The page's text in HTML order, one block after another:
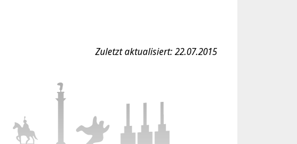
Zuletzt aktualisiert: 22.07.2015